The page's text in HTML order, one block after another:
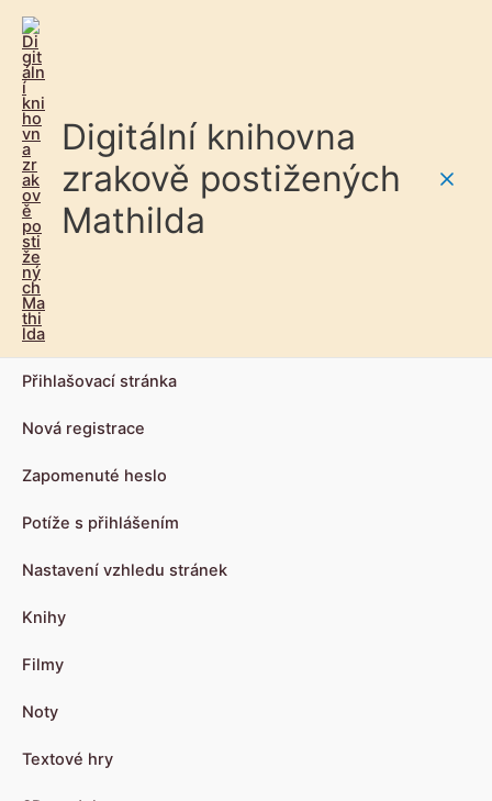
Digitální knihovna
zrakově postižených
Mathilda
Přihlašovací stránka
Nová registrace
Zapomenuté heslo
Potíže s přihlášením
Nastavení vzhledu stránek
Knihy
Filmy
Noty
Textové hry